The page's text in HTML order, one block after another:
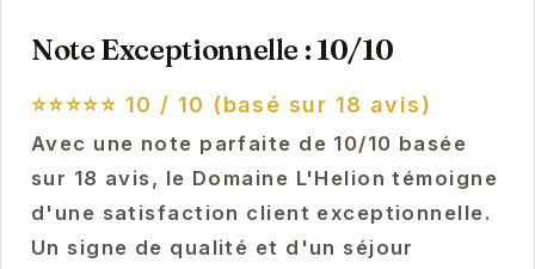
Note Exceptionnelle : 10/10
⭐⭐⭐⭐⭐ 10 / 10 (basé sur 18 avis)
Avec une note parfaite de 10/10 basée
sur 18 avis, le Domaine L'Helion témoigne
d'une satisfaction client exceptionnelle.
Un signe de qualité et d'un séjour